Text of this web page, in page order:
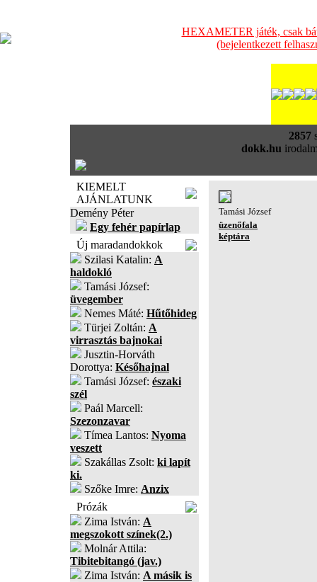
HEXAMETER játék, csak
(bejelentkezett
2857
dokk.hu
KIEMELT
AJÁNLATUNK
Demény Péter
Egy fehér papírlap
Új maradandokkok
Szilasi Katalin: A
haldokló
Tamási József:
üvegember
Nemes Máté: Hűtőhideg
Türjei Zoltán: A
virrasztás bajnokai
Jusztin-Horváth
Dorottya: Későhajnal
Tamási József: északi
szél
Paál Marcell:
Szezonzavar
Tímea Lantos: Nyoma
veszett
Szakállas Zsolt: ki lapít
ki.
Szőke Imre: Anzix
Prózák
Zima István: A
megszokott színek(2.)
Molnár Attila:
Tibitebitangó (jav.)
Zima István: A másik is
Tamási József
üzenőfala
képtára